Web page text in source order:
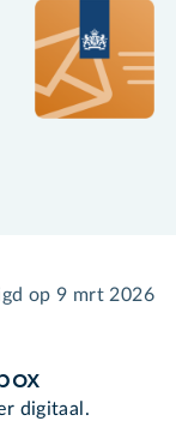
op 9 mrt 2026
digitaal.